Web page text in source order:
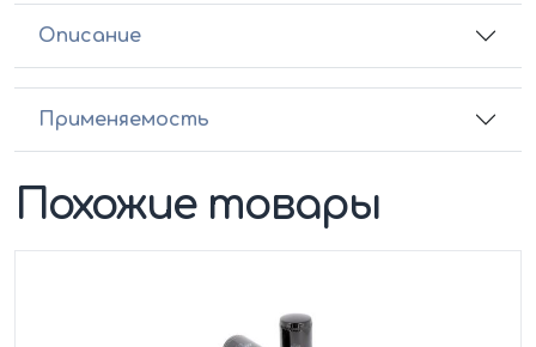
Описание
Применяемость
Похожие товары